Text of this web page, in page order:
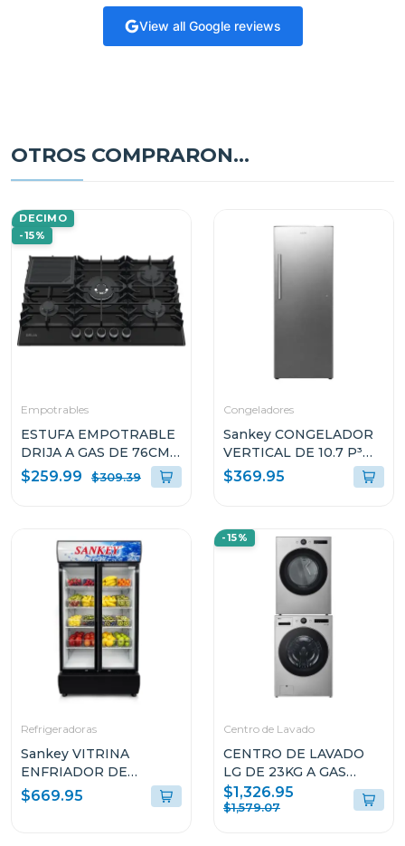
View all Google reviews
OTROS COMPRARON...
DECIMO
-15%
Empotrables
ESTUFA EMPOTRABLE
DRIJA A GAS DE 76CM
DE 5 QUEMADORES
VITROCERAMICA
$259.99 $309.39
Congeladores
Sankey CONGELADOR
VERTICAL DE 10.7 P³
RFC1301
$369.95
Refrigeradoras
Sankey VITRINA
ENFRIADOR DE
20CUFT RFD20N
$669.95
-15%
Centro de Lavado
CENTRO DE LAVADO
LG DE 23KG A GAS
COLOR GRIS
WM23VFXS6/DF74VFXS6B
$1,326.95
$1,579.07